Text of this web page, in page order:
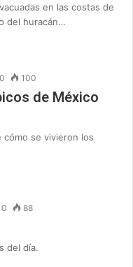
en las costas de
del huracán…
0 100
de México
cómo se vivieron los
0 88
del día.